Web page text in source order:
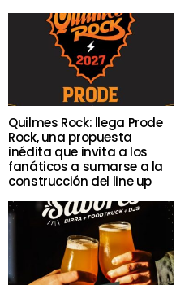
Quilmes Rock: llega Prode
Rock, una propuesta
inédita que invita a los
fanáticos a sumarse a la
construcción del line up